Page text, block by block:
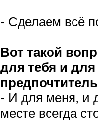
- Сделаем всё
Вот такой
для тебя и
- И для меня, и
месте всегда